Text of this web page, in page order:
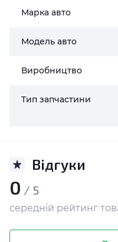
Марка авто
Модель авто
Виробництво
Тип запчастини
Відгуки
0 / 5
середній рейтинг